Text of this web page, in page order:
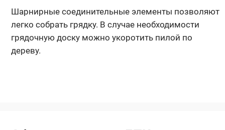
Шарнирные соединительные элементы позволяют
легко собрать грядку. В случае необходимости
грядочную доску можно укоротить пилой по
дереву.